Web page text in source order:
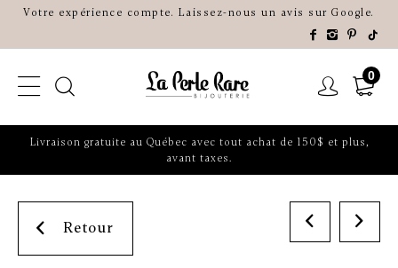
Votre expérience compte. Laissez-nous un avis sur Google.
0
Livraison gratuite au Québec avec tout achat de 150$ et plus,
avant taxes.
Retour